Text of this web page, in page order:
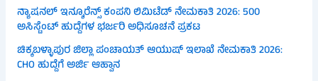
ನ್ಯಾಷನಲ್ ಇನ್ಶೂರೆನ್ಸ್ ಕಂಪನಿ ಲಿಮಿಟೆಡ್ ನೇಮಕಾತಿ 2026: 500
ಅಸಿಸ್ಟೆಂಟ್ ಹುದ್ದೆಗಳ ಭರ್ಜರಿ ಅಧಿಸೂಚನೆ ಪ್ರಕಟ
ಚಿಕ್ಕಬಳ್ಳಾಪುರ ಜಿಲ್ಲಾ ಪಂಚಾಯತ್ ಆಯುಷ್ ಇಲಾಖೆ ನೇಮಕಾತಿ 2026:
CHO ಹುದ್ದೆಗೆ ಅರ್ಜಿ ಆಹ್ವಾನ